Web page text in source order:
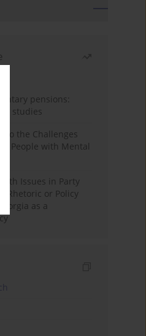
pensions:
studies
the Challenges
People with Mental
Issues in Party
Rhetoric or Policy
as a